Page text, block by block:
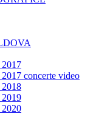
concerte video